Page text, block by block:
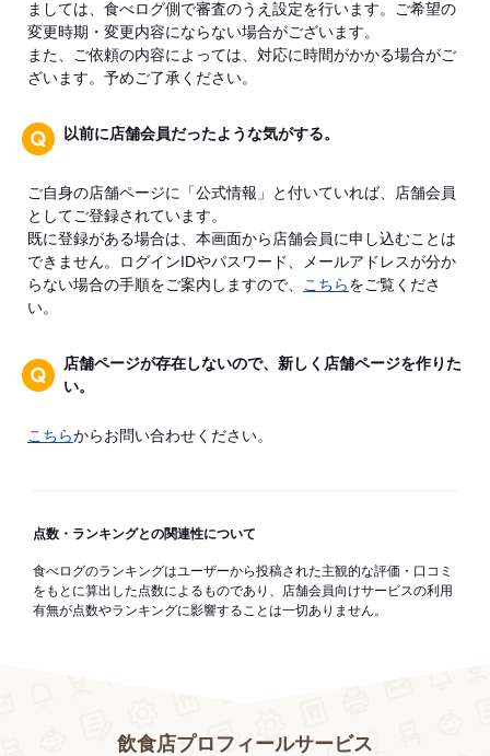
ましては、食べログ側で審査のうえ設定を行います。ご希望の
変更時期・変更内容にならない場合がございます。
また、ご依頼の内容によっては、対応に時間がかかる場合がご
ざいます。予めご了承ください。
以前に店舗会員だったような気がする。
ご自身の店舗ページに「公式情報」と付いていれば、店舗会員
としてご登録されています。
既に登録がある場合は、本画面から店舗会員に申し込むことは
できません。ログインIDやパスワード、メールアドレスが分か
らない場合の手順をご案内しますので、
こちらをご覧くださ
い。
店舗ページが存在しないので、新しく店舗ページを作りた
い。
こちらからお問い合わせください。
点数・ランキングとの関連性について
食べログのランキングはユーザーから投稿された主観的な評価・口コミ
をもとに算出した点数によるものであり、店舗会員向けサービスの利用
有無が点数やランキングに影響することは一切ありません。
飲食店プロフィールサービス